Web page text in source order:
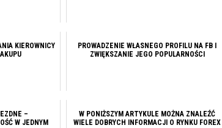
KIEROWNICY
PROWADZENIE WŁASNEGO PROFILU NA FB I
ZWIĘKSZANIE JEGO POPULARNOŚCI
–
W JEDNYM
W PONIŻSZYM ARTYKULE MOŻNA ZNALEŹĆ
WIELE DOBRYCH INFORMACJI O RYNKU FOREX